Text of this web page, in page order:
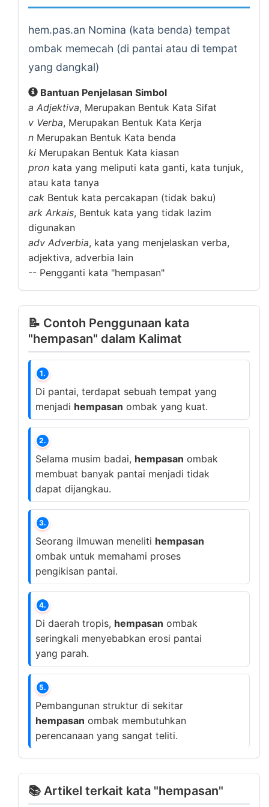
hem.pas.an Nomina (kata benda) tempat
ombak memecah (di pantai atau di tempat
yang dangkal)
Bantuan Penjelasan Simbol
a Adjektiva, Merupakan Bentuk Kata Sifat
v Verba, Merupakan Bentuk Kata Kerja
n Merupakan Bentuk Kata benda
ki Merupakan Bentuk Kata kiasan
pron kata yang meliputi kata ganti, kata tunjuk,
atau kata tanya
cak Bentuk kata percakapan (tidak baku)
ark Arkais, Bentuk kata yang tidak lazim
digunakan
adv Adverbia, kata yang menjelaskan verba,
adjektiva, adverbia lain
-- Pengganti kata "hempasan"
📝 Contoh Penggunaan kata
"hempasan" dalam Kalimat
1.
Di pantai, terdapat sebuah tempat yang
menjadi hempasan ombak yang kuat.
2.
Selama musim badai, hempasan ombak
membuat banyak pantai menjadi tidak
dapat dijangkau.
3.
Seorang ilmuwan meneliti hempasan
ombak untuk memahami proses
pengikisan pantai.
4.
Di daerah tropis, hempasan ombak
seringkali menyebabkan erosi pantai
yang parah.
5.
Pembangunan struktur di sekitar
hempasan ombak membutuhkan
perencanaan yang sangat teliti.
📚 Artikel terkait kata "hempasan"